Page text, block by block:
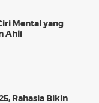
Mental yang
Ahli
Rahasia Bikin